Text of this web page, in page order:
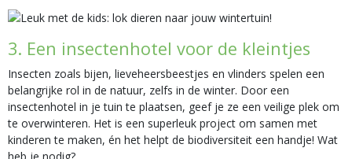
3. Een insectenhotel voor de kleintjes
Insecten zoals bijen, lieveheersbeestjes en vlinders spelen een
belangrijke rol in de natuur, zelfs in de winter. Door een
insectenhotel in je tuin te plaatsen, geef je ze een veilige plek om
te overwinteren. Het is een superleuk project om samen met
kinderen te maken, én het helpt de biodiversiteit een handje! Wat
heb je nodig?